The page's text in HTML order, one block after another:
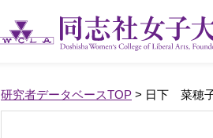
研究者データベースTOP > 日下 菜穂